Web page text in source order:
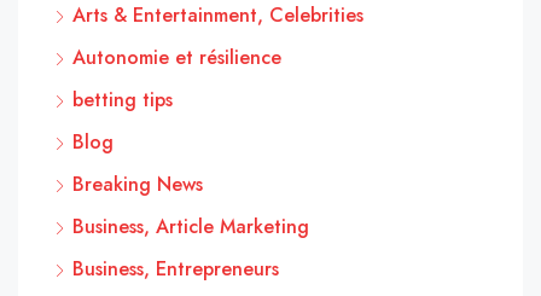
Arts & Entertainment, Celebrities
Autonomie et résilience
betting tips
Blog
Breaking News
Business, Article Marketing
Business, Entrepreneurs